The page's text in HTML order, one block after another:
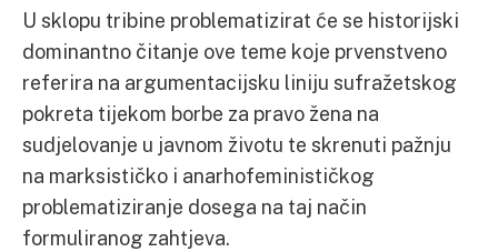
U sklopu tribine problematizirat će se historijski
dominantno čitanje ove teme koje prvenstveno
referira na argumentacijsku liniju sufražetskog
pokreta tijekom borbe za pravo žena na
sudjelovanje u javnom životu te skrenuti pažnju
na marksističko i anarhofeminističkog
problematiziranje dosega na taj način
formuliranog zahtjeva.